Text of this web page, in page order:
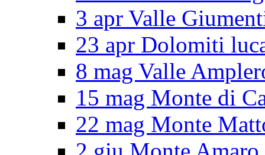
3 apr Valle
23 apr Dolomiti
8 mag Valle
15 mag Monte di
22 mag Monte